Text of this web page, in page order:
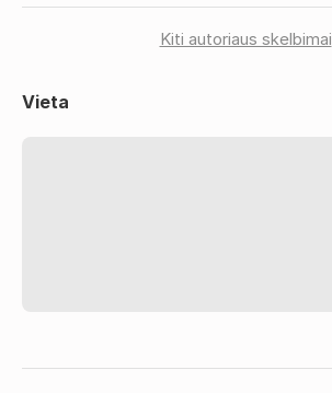
Kiti autoriaus skelbimai
Vieta